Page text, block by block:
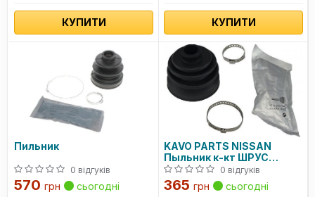
КУПИТИ КУПИТИ
Пильник
0 відгуків
570 грн сьогодні
KAVO PARTS NISSAN
Пыльник к-кт ШРУС
2.0
0 відгуків
365 грн сьогодні